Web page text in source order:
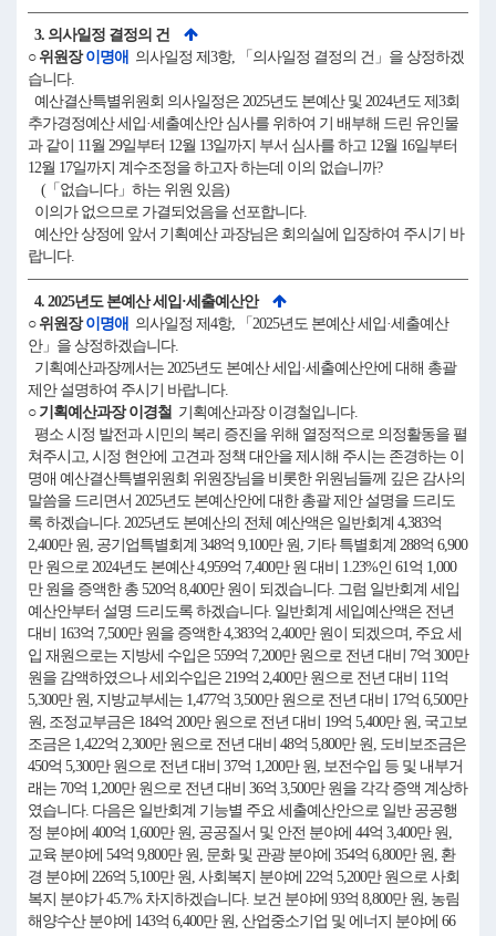
3. 의사일정 결정의 건
○ 위원장이명애 의사일정 제3항, 「의사일정 결정의 건」을 상정하겠
습니다.
예산결산특별위원회 의사일정은 2025년도 본예산 및 2024년도 제3회
추가경정예산 세입·세출예산안 심사를 위하여 기 배부해 드린 유인물
과 같이 11월 29일부터 12월 13일까지 부서 심사를 하고 12월 16일부터
12월 17일까지 계수조정을 하고자 하는데 이의 없습니까?
(「없습니다」하는 위원 있음)
이의가 없으므로 가결되었음을 선포합니다.
예산안 상정에 앞서 기획예산 과장님은 회의실에 입장하여 주시기 바
랍니다.
4. 2025년도 본예산 세입·세출예산안
○ 위원장이명애 의사일정 제4항, 「2025년도 본예산 세입·세출예산
안」을 상정하겠습니다.
기획예산과장께서는 2025년도 본예산 세입·세출예산안에 대해 총괄
제안 설명하여 주시기 바랍니다.
○ 기획예산과장 이경철 기획예산과장 이경철입니다.
평소 시정 발전과 시민의 복리 증진을 위해 열정적으로 의정활동을 펼
쳐주시고, 시정 현안에 고견과 정책 대안을 제시해 주시는 존경하는 이
명애 예산결산특별위원회 위원장님을 비롯한 위원님들께 깊은 감사의
말씀을 드리면서 2025년도 본예산안에 대한 총괄 제안 설명을 드리도
록 하겠습니다. 2025년도 본예산의 전체 예산액은 일반회계 4,383억
2,400만 원, 공기업특별회계 348억 9,100만 원, 기타 특별회계 288억 6,900
만 원으로 2024년도 본예산 4,959억 7,400만 원 대비 1.23%인 61억 1,000
만 원을 증액한 총 520억 8,400만 원이 되겠습니다. 그럼 일반회계 세입
예산안부터 설명 드리도록 하겠습니다. 일반회계 세입예산액은 전년
대비 163억 7,500만 원을 증액한 4,383억 2,400만 원이 되겠으며, 주요 세
입 재원으로는 지방세 수입은 559억 7,200만 원으로 전년 대비 7억 300만
원을 감액하였으나 세외수입은 219억 2,400만 원으로 전년 대비 11억
5,300만 원, 지방교부세는 1,477억 3,500만 원으로 전년 대비 17억 6,500만
원, 조정교부금은 184억 200만 원으로 전년 대비 19억 5,400만 원, 국고보
조금은 1,422억 2,300만 원으로 전년 대비 48억 5,800만 원, 도비보조금은
450억 5,300만 원으로 전년 대비 37억 1,200만 원, 보전수입 등 및 내부거
래는 70억 1,200만 원으로 전년 대비 36억 3,500만 원을 각각 증액 계상하
였습니다. 다음은 일반회계 기능별 주요 세출예산안으로 일반 공공행
정 분야에 400억 1,600만 원, 공공질서 및 안전 분야에 44억 3,400만 원,
교육 분야에 54억 9,800만 원, 문화 및 관광 분야에 354억 6,800만 원, 환
경 분야에 226억 5,100만 원, 사회복지 분야에 22억 5,200만 원으로 사회
복지 분야가 45.7% 차지하겠습니다. 보건 분야에 93억 8,800만 원, 농림
해양수산 분야에 143억 6,400만 원, 산업중소기업 및 에너지 분야에 66